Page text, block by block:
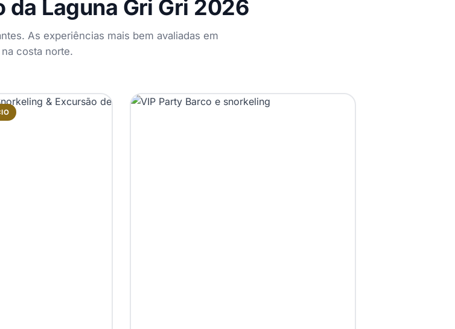
Laguna Gri Gri 2026
As experiências mais bem avaliadas em
costa norte.